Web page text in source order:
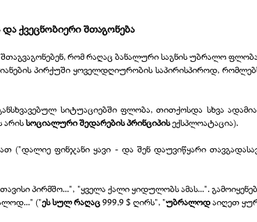
ქვეცნობიერი შთაგონება
რომ რაღაც ბანალური საგნის უბრალო ფლობა
პირქუში ყოველდღიურობის საპირისპიროდ,
სიტუაციებში ფლობა, თითქოსდა სხვა
არისსოციალური შედარებისპრინციპისექსპლოატაცია).
("დალიე ფინჯანი ყავი - და შენ დაუვიწყარი
პირმშო...", "ყველა ქალი ყიდულობს ამას...".
("ეს სულ რაღაც999,9 $ ღირს", "უბრალოდაიღეთ